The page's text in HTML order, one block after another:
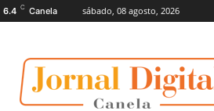
6.4 C Canela sábado, 08 agosto, 2026